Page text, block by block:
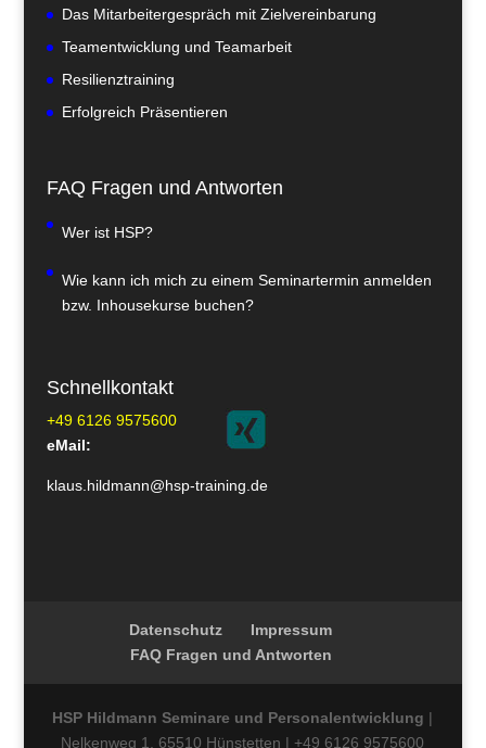
Das Mitarbeitergespräch mit Zielvereinbarung
Teamentwicklung und Teamarbeit
Resilienztraining
Erfolgreich Präsentieren
FAQ Fragen und Antworten
Wer ist HSP?
Wie kann ich mich zu einem Seminartermin anmelden
bzw. Inhousekurse buchen?
Schnellkontakt
+49 6126 9575600
eMail:
klaus.hildmann@hsp-training.de
Datenschutz
Impressum
FAQ Fragen und Antworten
HSP Hildmann Seminare und Personalentwicklung |
Nelkenweg 1, 65510 Hünstetten | +49 6126 9575600